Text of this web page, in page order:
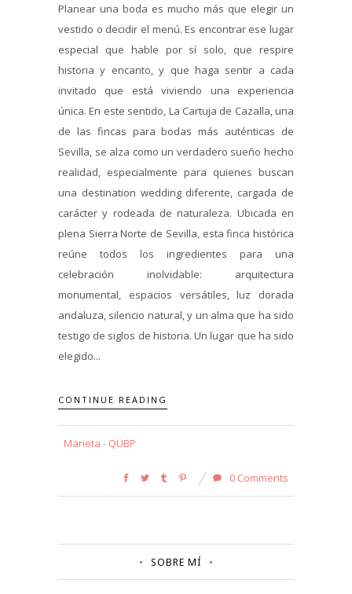
Planear una boda es mucho más que elegir un
vestido o decidir el menú. Es encontrar ese lugar
especial que hable por sí solo, que respire
historia y encanto, y que haga sentir a cada
invitado que está viviendo una experiencia
única. En este sentido, La Cartuja de Cazalla, una
de las fincas para bodas más auténticas de
Sevilla, se alza como un verdadero sueño hecho
realidad, especialmente para quienes buscan
una destination wedding diferente, cargada de
carácter y rodeada de naturaleza. Ubicada en
plena Sierra Norte de Sevilla, esta finca histórica
reúne todos los ingredientes para una
celebración inolvidable: arquitectura
monumental, espacios versátiles, luz dorada
andaluza, silencio natural, y un alma que ha sido
testigo de siglos de historia. Un lugar que ha sido
elegido...
CONTINUE READING
Marieta - QUBP
0 Comments
SOBRE MÍ